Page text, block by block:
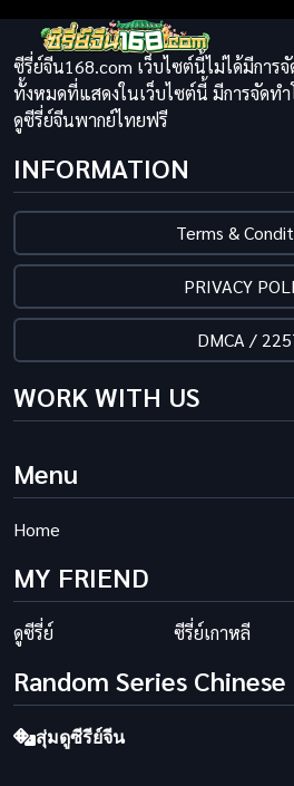
ซีรี่ย์จีน168.com เว็บไซต์นี้ไม่ได้มีการ
ทั้งหมดที่แสดงในเว็บไซต์นี้ มีการจัดท
ดูซีรี่ย์จีนพากย์ไทยฟรี
INFORMATION
Terms &
PRIVACY
DMCA /
WORK WITH US
Menu
Home
MY FRIEND
ดูซีรี่ย์ ซีรี่ย์เกาหลี
Random Series Chinese
สุ่มดูซีรีย์จีน